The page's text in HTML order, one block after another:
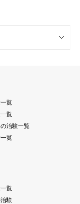
覧
覧
治験一覧
覧
覧
験